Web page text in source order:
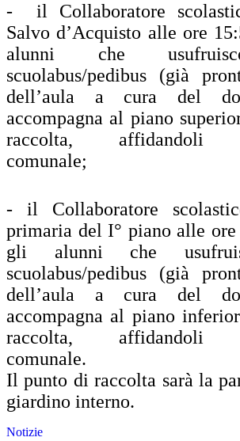
- il Collaboratore
Salvo d’Acquisto alle ore
alunni che
scuolabus/pedibus (già
dell’aula a cura del
accompagna al piano
raccolta, affidandoli
comunale;
- il Collaboratore
primaria del I° piano alle ore
gli alunni che
scuolabus/pedibus (già
dell’aula a cura del
accompagna al piano
raccolta, affidandoli
comunale.
Il punto di raccolta sarà la
giardino interno.
Notizie